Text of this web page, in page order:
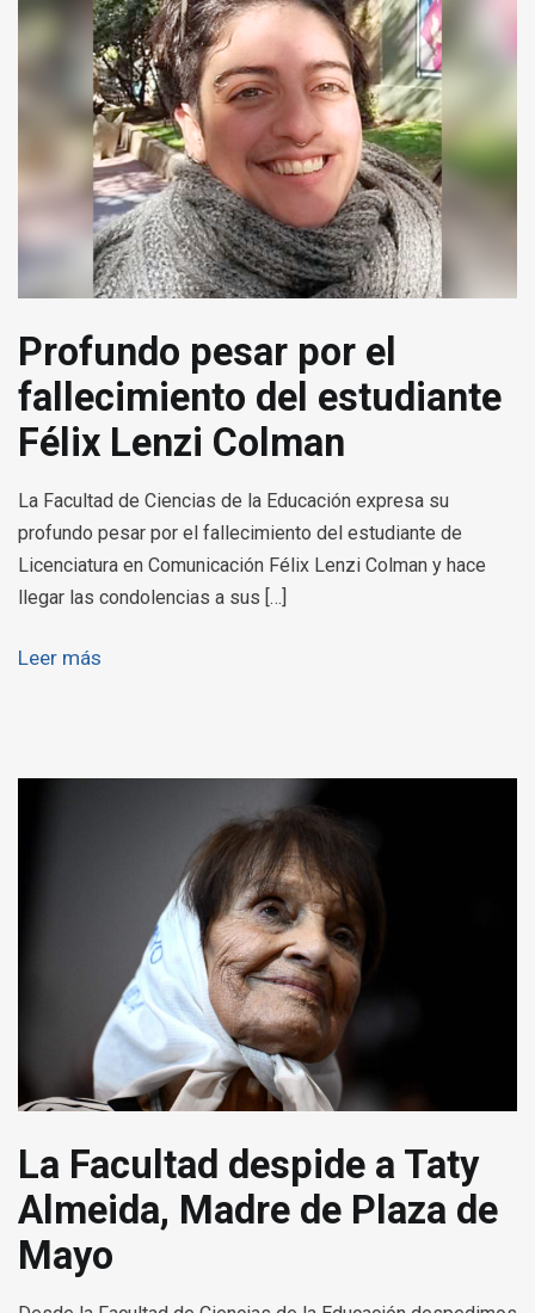
Profundo pesar por el
fallecimiento del estudiante
Félix Lenzi Colman
La Facultad de Ciencias de la Educación expresa su
profundo pesar por el fallecimiento del estudiante de
Licenciatura en Comunicación Félix Lenzi Colman y hace
llegar las condolencias a sus […]
Leer más
La Facultad despide a Taty
Almeida, Madre de Plaza de
Mayo